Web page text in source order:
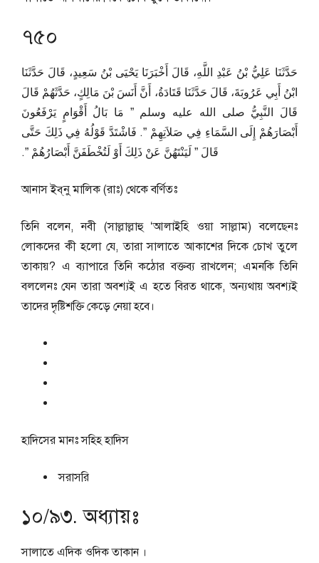
৭৫০
حَدَّثَنَا عَلِيُّ بْنُ عَبْدِ اللَّهِ، قَالَ أَخْبَرَنَا يَحْيَى بْنُ سَعِيدٍ، قَالَ حَدَّثَنَا
ابْنُ أَبِي عَرُوبَةَ، قَالَ حَدَّثَنَا قَتَادَةُ، أَنَّ أَنَسَ بْنَ مَالِكٍ، حَدَّثَهُمْ قَالَ
قَالَ النَّبِيُّ صلى الله عليه وسلم ‏”‏ مَا بَالُ أَقْوَامٍ يَرْفَعُونَ
أَبْصَارَهُمْ إِلَى السَّمَاءِ فِي صَلاَتِهِمْ ‏”‏‏.‏ فَاشْتَدَّ قَوْلُهُ فِي ذَلِكَ حَتَّى
قَالَ ‏”‏ لَيَنْتَهُنَّ عَنْ ذَلِكَ أَوْ لَتُخْطَفَنَّ أَبْصَارُهُمْ ‏”‏‏.‏
আনাস ইব্‌নু মালিক (রাঃ) থেকে বর্ণিতঃ
তিনি বলেন, নবী (সাল্লাল্লাহু ‘আলাইহি ওয়া সাল্লাম) বলেছেনঃ
লোকদের কী হলো যে, তারা সালাতে আকাশের দিকে চোখ তুলে
তাকায়? এ ব্যাপারে তিনি কঠোর বক্তব্য রাখলেন; এমনকি তিনি
বললেনঃ যেন তারা অবশ্যই এ হতে বিরত থাকে, অন্যথায় অবশ্যই
তাদের দৃষ্টিশক্তি কেড়ে নেয়া হবে।
হাদিসের মানঃসহিহ হাদিস
সরাসরি
১০/৯৩. অধ্যায়ঃ
সালাতে এদিক ওদিক তাকান ।